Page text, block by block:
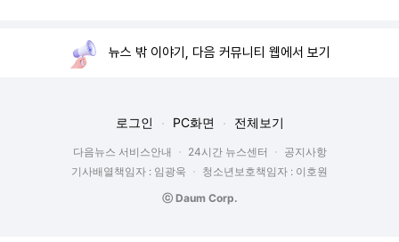
뉴스 밖 이야기, 다음 커뮤니티 웹에서 보기
로그인 PC화면 전체보기
다음뉴스 서비스안내 24시간 뉴스센터
공지사항
기사배열책임자 : 임광욱
청소년보호책임자 : 이호원
ⓒ Daum Corp.